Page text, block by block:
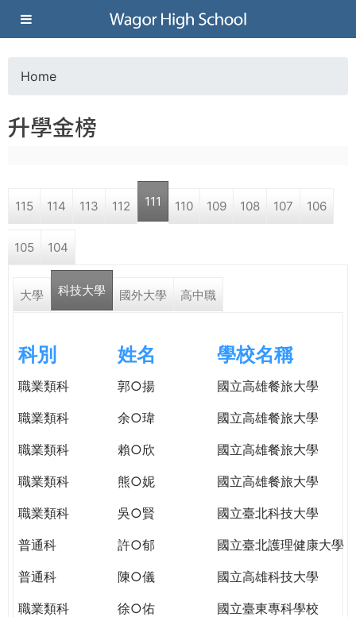
Jump to navigation
葳
格
高
學
格。
o
a
r
e
e
r
e
Home
升學金榜
115 114 113 112 111 110 109 108 107 106
105 104
大學 科技大學 國外大學 高中職
科別 姓名 學校名稱
職業類科 郭○揚
國立高雄餐旅大學
職業類科
余○瑋
國立高雄餐旅大學
職業類科
賴○欣
國立高雄餐旅大學
職業類科
熊○妮
國立高雄餐旅大學
職業類科
吳○賢
國立臺北科技大學
普通科
許○郁
國立臺北護理健康大學
普通科
陳○儀
國立高雄科技大學
職業類科
徐○佑
國立臺東專科學校